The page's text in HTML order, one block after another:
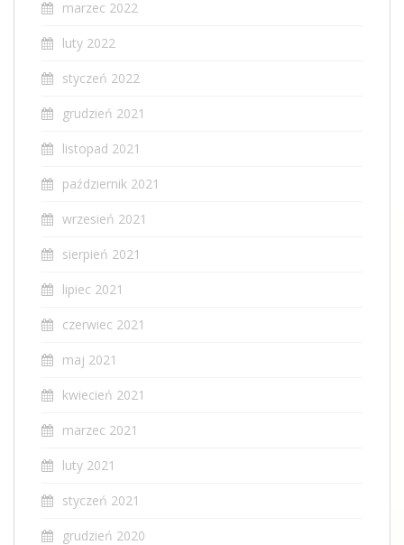
marzec 2022
luty 2022
styczeń 2022
grudzień 2021
listopad 2021
październik 2021
wrzesień 2021
sierpień 2021
lipiec 2021
czerwiec 2021
maj 2021
kwiecień 2021
marzec 2021
luty 2021
styczeń 2021
grudzień 2020